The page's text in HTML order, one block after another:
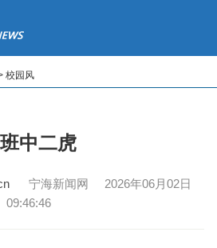
| 读报纸
校园风
班中二虎
宁海新闻网 2026年06月02日
09:46:46